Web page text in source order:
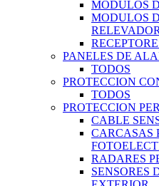
MODULOS
MODULOS
PANELES DE
TODOS
PROTECCION
TODOS
PROTECCION
CABLE
CARCASAS
RADARES
SENSORES